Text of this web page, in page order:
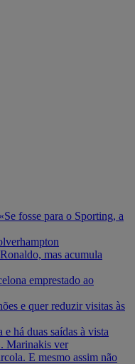
fosse para o Sporting, a
mas acumula
emprestado ao
e quer reduzir visitas às
há duas saídas à vista
Marinakis ver
E mesmo assim não